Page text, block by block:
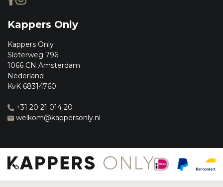
Kappers Only
Kappers Only
Sloterweg 796
1066 CN Amsterdam
Nederland
KvK 68314760
+31 20 21 014 20
welkom@kappersonly.nl